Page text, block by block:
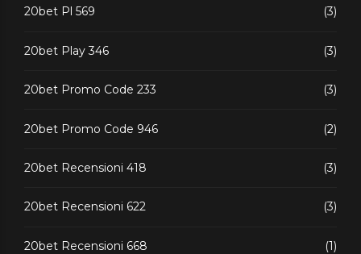
20bet Pl 569 (3)
20bet Play 346 (3)
20bet Promo Code 233 (3)
20bet Promo Code 946 (2)
20bet Recensioni 418 (3)
20bet Recensioni 622 (3)
20bet Recensioni 668 (1)